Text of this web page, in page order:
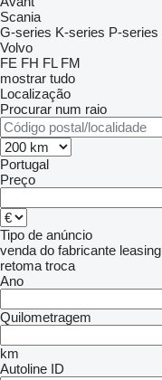
Scania
G-series K-series P-series
Volvo
FE FH FL FM
mostrar tudo
Localização
Procurar num raio
Portugal
Preço
Tipo de anúncio
venda do fabricante leasing
retoma troca
Ano
Quilometragem
km
Autoline ID